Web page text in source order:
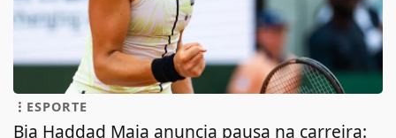
ESPORTE
Bia Haddad Maia anuncia pausa na carreira: